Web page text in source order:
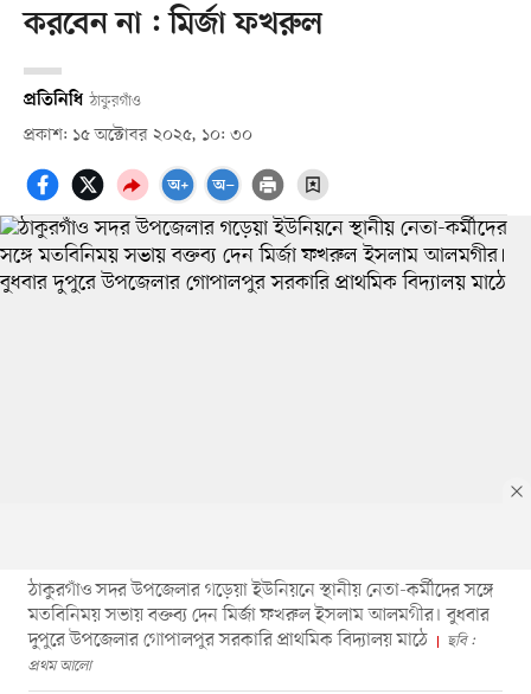
করবেন না : মির্জা ফখরুল
প্রতিনিধি ঠাকুরগাঁও
প্রকাশ: ১৫ অক্টোবর ২০২৫, ১০: ৩০
ঠাকুরগাঁও সদর উপজেলার গড়েয়া ইউনিয়নে স্থানীয় নেতা-কর্মীদের সঙ্গে
মতবিনিময় সভায় বক্তব্য দেন মির্জা ফখরুল ইসলাম আলমগীর। বুধবার
দুপুরে উপজেলার গোপালপুর সরকারি প্রাথমিক বিদ্যালয় মাঠে
ছবি :
প্রথম আলো